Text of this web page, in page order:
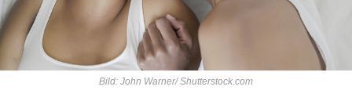
Bild: John Warner/ Shutterstock.com